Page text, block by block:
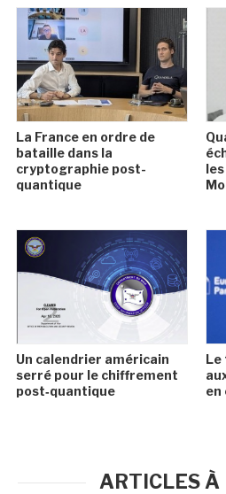
La France en ordre de
bataille dans la
cryptographie post-
quantique
Un calendrier américain
serré pour le chiffrement
post‑quantique
Le
en
ARTICLES À